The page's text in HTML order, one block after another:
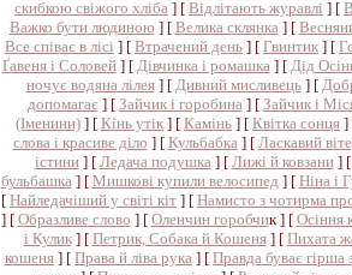
скибкою свіжого хліба ] [ Відлітають журавлі ] [
Важко бути людиною ] [ Велика склянка ] [
Все співає в лісі ] [ Втрачений день ] [ Гвинтик ] [
Ґавеня і Соловей] [ Дівчинка і ромашка ] [ Дід
ночує водяна лілея] [ Дивний мисливець] [
допомагає ] [ Зайчик і горобина ] [ Зайчик і
(Іменини) ] [ Кінь утік ] [ Камінь ] [ Квітка сонця ]
слова і красиве діло ] [ Кульбабка ] [ Ласкавий
істини] [ Ледача подушка ] [ Лижі й ковзани] [
бульбашка ] [ Мишкові купили велосипед ] [ Ніна і
[ Найледачіший у світі кіт ] [ Намисто з чотирма
] [ Образливе слово ] [ Оленчин горобчик ] [ Осіння
і Кулик] [ Петрик, Собака й Кошеня] [ Пихата
кошеня ] [ Права й ліва рука ] [ Правда буває гірша